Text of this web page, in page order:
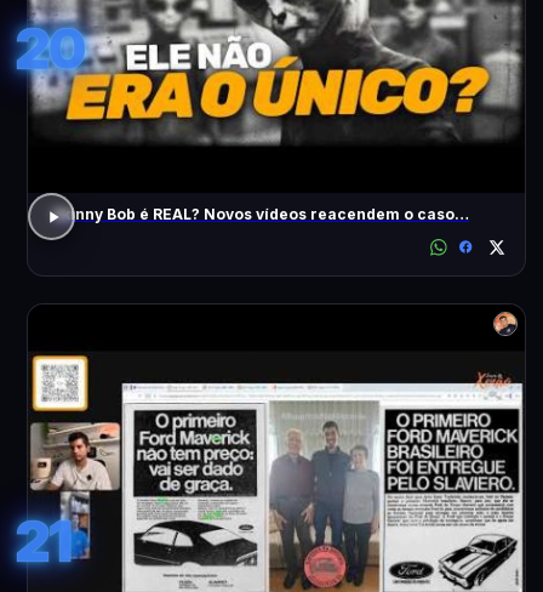
20
Skinny Bob é REAL? Novos vídeos reacendem o caso…
21